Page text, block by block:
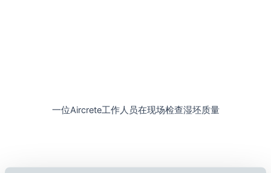
一位Aircrete工作人员在现场检查湿坯质量